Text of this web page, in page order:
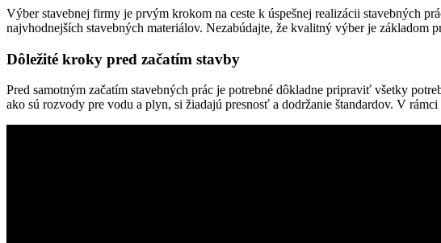
Výber stavebnej firmy je prvým krokom na ceste k úspešnej realizácii stavebných
najvhodnejších stavebných materiálov. Nezabúdajte, že kvalitný výber je základom
Dôležité kroky pred začatím stavby
Pred samotným začatím stavebných prác je potrebné dôkladne pripraviť všetky
ako sú rozvody pre vodu a plyn, si žiadajú presnosť a dodržanie štandardov. V